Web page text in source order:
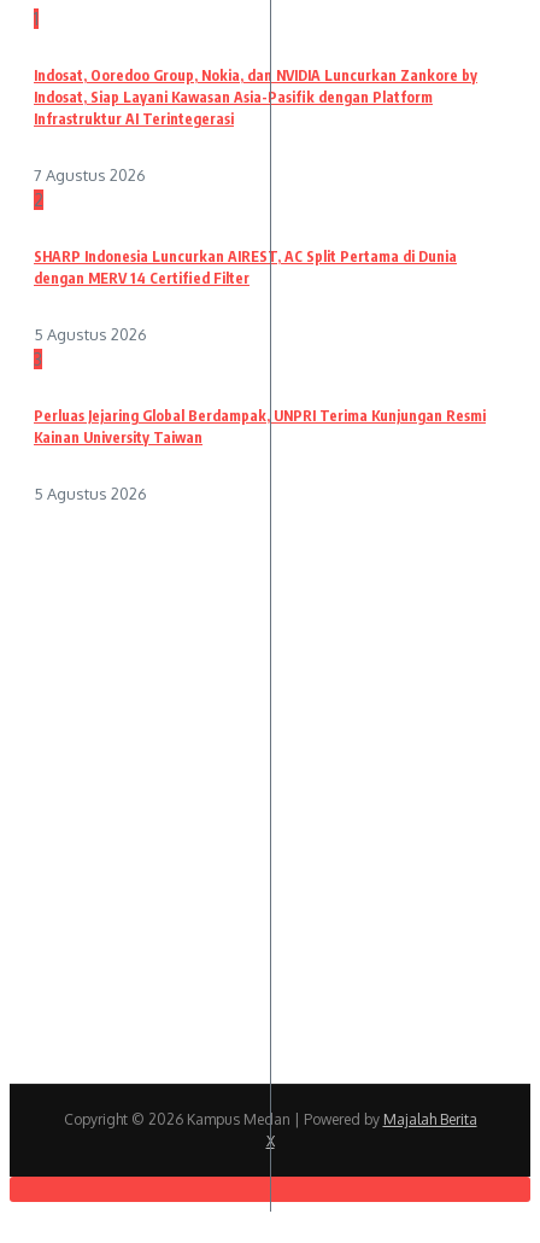
1
Indosat, Ooredoo Group, Nokia, dan NVIDIA Luncurkan Zankore by
Indosat, Siap Layani Kawasan Asia-Pasifik dengan Platform
Infrastruktur AI Terintegerasi
7 Agustus 2026
2
SHARP Indonesia Luncurkan AIREST, AC Split Pertama di Dunia
dengan MERV 14 Certified Filter
5 Agustus 2026
3
Perluas Jejaring Global Berdampak, UNPRI Terima Kunjungan Resmi
Kainan University Taiwan
5 Agustus 2026
Copyright © 2026 Kampus Medan | Powered by Majalah Berita
X